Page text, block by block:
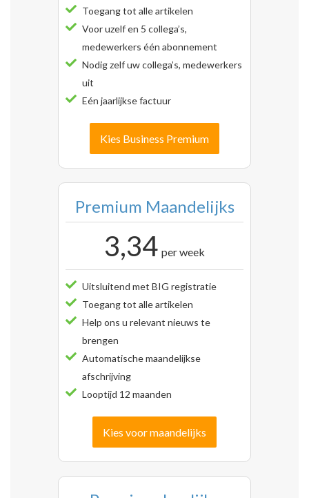
Toegang tot alle artikelen
Voor uzelf en 5 collega’s,
medewerkers één abonnement
Nodig zelf uw collega’s, medewerkers
uit
Eén jaarlijkse factuur
Kies Business Premium
Premium Maandelijks
3,34 per week
Uitsluitend met BIG registratie
Toegang tot alle artikelen
Help ons u relevant nieuws te
brengen
Automatische maandelijkse
afschrijving
Looptijd 12 maanden
Kies voor maandelijks